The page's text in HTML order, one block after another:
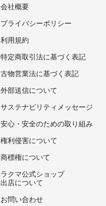
会社概要
プライバシーポリシー
利用規約
特定商取引法に基づく表記
古物営業法に基づく表記
外部送信について
サステナビリティメッセージ
安心・安全のための取り組み
権利侵害について
商標権について
ラクマ公式ショップ
出店について
お問い合わせ